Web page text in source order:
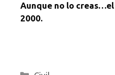
Aunque no lo
2000.